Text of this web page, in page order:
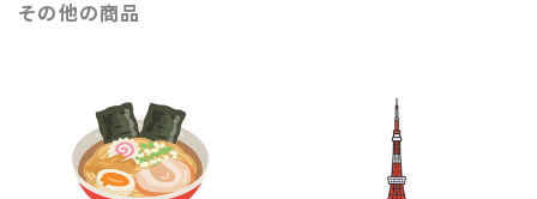
その他の商品